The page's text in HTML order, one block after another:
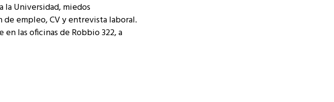
la Universidad, miedos
empleo, CV y entrevista laboral.
las oficinas de Robbio 322, a